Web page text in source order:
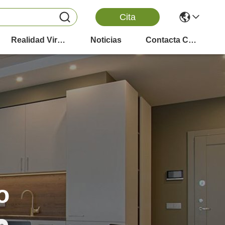
Cita
Realidad Virtual Noticias Contacta Con Nosotros